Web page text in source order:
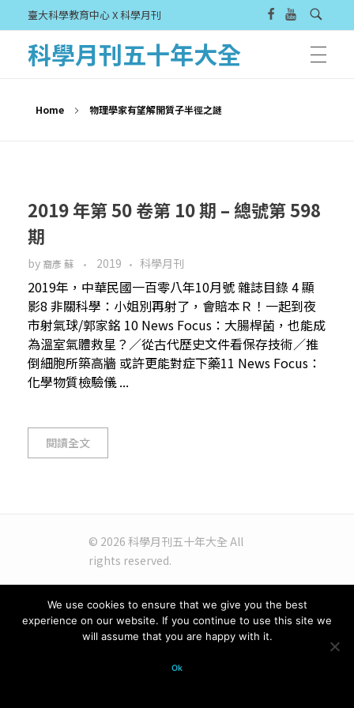
臺大科學教育中心 X 科學月刊
科學月刊五十年大全
Home 物理學家有望解開質子半徑之謎
2019 年第 50 卷第 10 期 – 總號第 598
期
by 裔彥 蘇 2019 科學月刊
2019年，中華民國一百零八年10月號 雜誌目錄 4 顯
影8 非關科學：小姐別再射了，會賠本Ｒ！一起到夜
市射氣球/郭家銘 10 News Focus：大腸桿菌，也能成
為溫室氣體救星？／從古代歷史文件看保存技術／推
倒細胞所築高牆 或許更能對症下藥11 News Focus：
化學物質檢驗儀 ...
閱讀全文
© 2026 科學月刊五十年大全 All
rights reserved.
We use cookies to ensure that we give you the best
experience on our website. If you continue to use this site we
will assume that you are happy with it.
Ok